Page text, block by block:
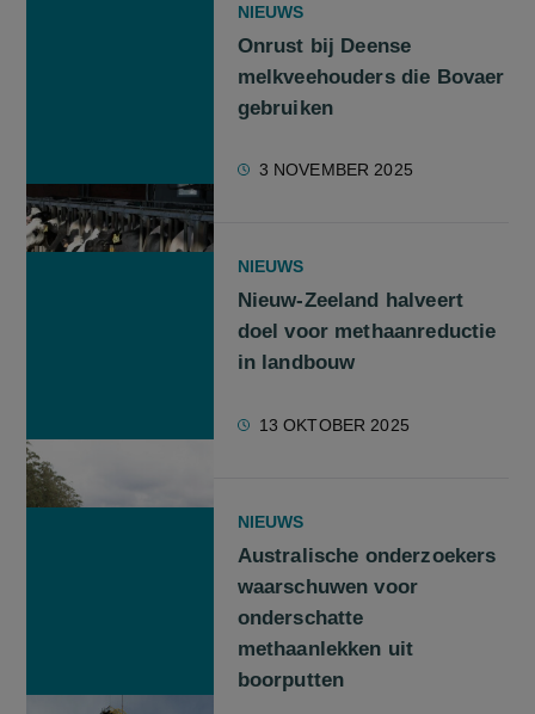
NIEUWS
Onrust bij Deense
melkveehouders die Bovaer
gebruiken
3 NOVEMBER 2025
NIEUWS
Nieuw-Zeeland halveert
doel voor methaanreductie
in landbouw
13 OKTOBER 2025
NIEUWS
Australische onderzoekers
waarschuwen voor
onderschatte
methaanlekken uit
boorputten